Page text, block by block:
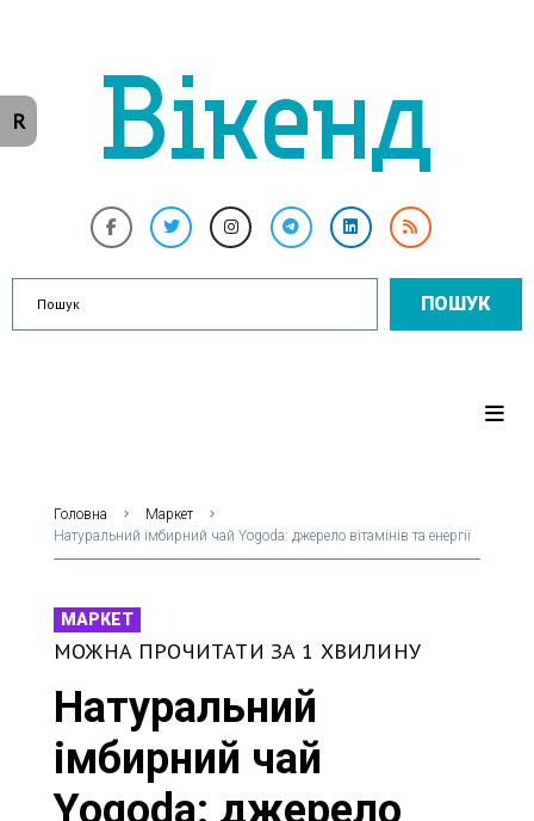
ПОШУК
Головна
Маркет
Натуральний імбирний чай Yogoda: джерело вітамінів та енергії
МАРКЕТ
МОЖНА ПРОЧИТАТИ ЗА 1 ХВИЛИНУ
Натуральний
імбирний чай
Yogoda: джерело
R